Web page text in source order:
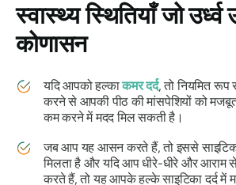
स्वास्थ्य स्थितियाँ जोउर्ध्व
कोणासन
यदि आपको हल्काकमर दर्द, तो नियमित
करने से आपकी पीठ की मांसपेशियों को
कम करने में मदद मिल सकती है।
जब आप यह आसन करते हैं, तो इससे
मिलता है और यदि आप धीरे-धीरे और
करते हैं, तो यह आपके हल्के साइटिका दर्द में